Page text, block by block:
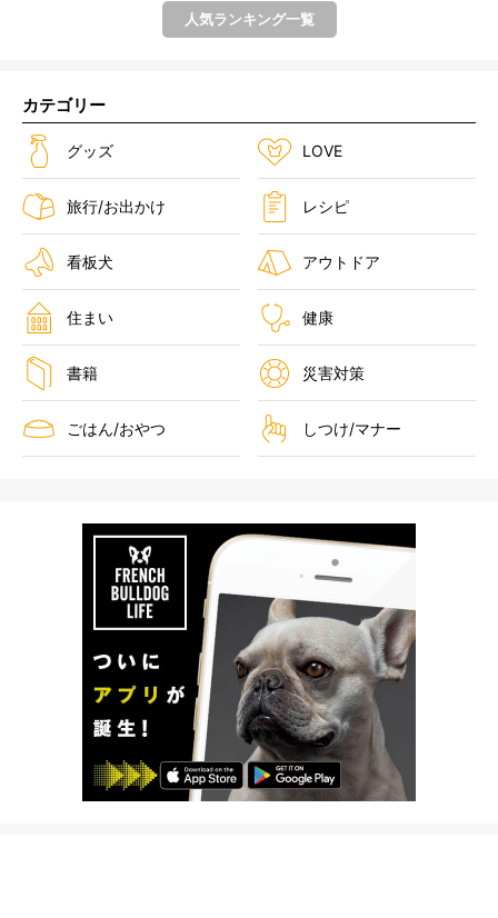
人気ランキング一覧
カテゴリー
グッズ LOVE
旅行/お出かけ レシピ
看板犬 アウトドア
住まい 健康
書籍 災害対策
ごはん/おやつ しつけ/マナー